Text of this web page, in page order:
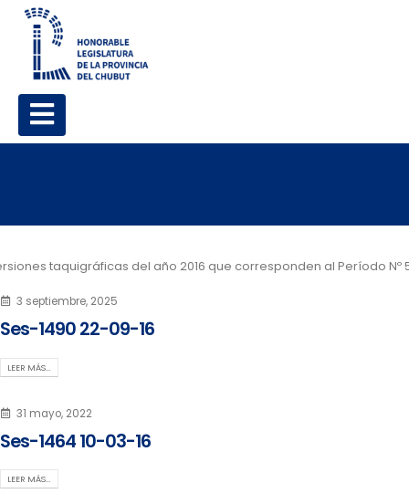
taquigráficas del año 2016 que corresponden al Período Nº
3 septiembre, 2025
Ses-1490 22-09-16
LEER MÁS…
31 mayo, 2022
Ses-1464 10-03-16
LEER MÁS…